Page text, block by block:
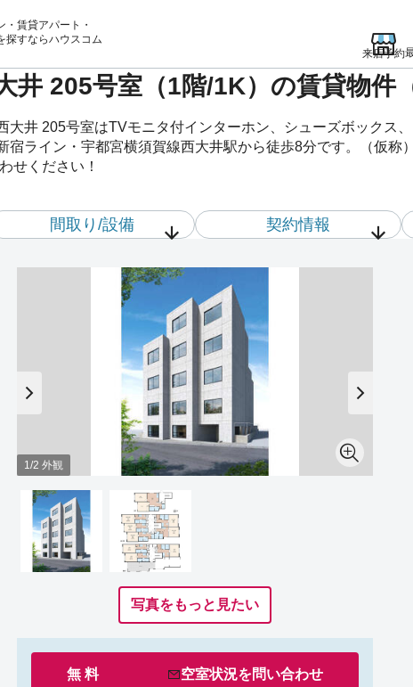
・賃貸アパート・
探すならハウスコム
来店予約
井 205号室（1階/1K）の賃貸物件
大井 205号室はTVモニタ付インターホン、シューズボックス
宿ライン・宇都宮横須賀線西大井駅から徒歩8分です。（仮称
せください！
間取り/設備 契約情報
1/2 外観
写真をもっと見たい
無 料 空室状況を問い合わせ